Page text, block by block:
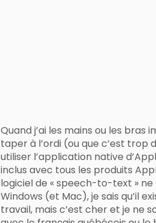
Quand j’ai les mains ou les bras
taper à l’ordi (ou que c’est trop
utiliser l’application native
inclus avec tous les produits
logiciel de « speech-to-text » ne
Windows (et Mac), je sais qu’il
travail, mais c’est cher et je ne